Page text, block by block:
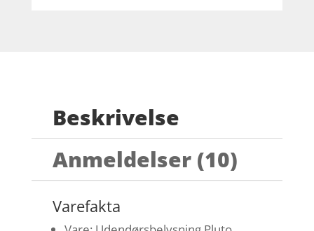
Beskrivelse
Anmeldelser (10)
Varefakta